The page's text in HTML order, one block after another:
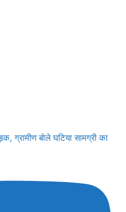
ग्रामीण बोले घटिया सामग्री का